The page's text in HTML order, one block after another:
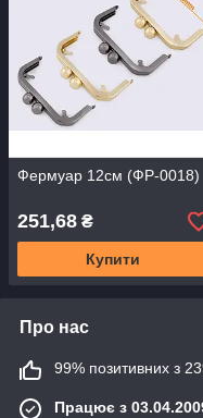
Фермуар 12см (ФР-0018)
251,68 ₴
Купити
Про нас
99% позитивних з
Працює з